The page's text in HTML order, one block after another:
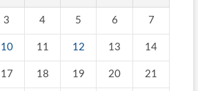
3 4 5 6 7
10 11 12 13 14
17 18 19 20 21